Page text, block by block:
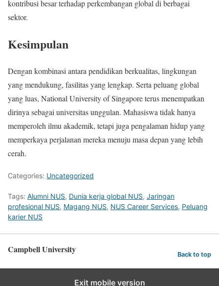
kontribusi besar terhadap perkembangan global di berbagai
sektor.
Kesimpulan
Dengan kombinasi antara pendidikan berkualitas, lingkungan
yang mendukung, fasilitas yang lengkap. Serta peluang global
yang luas, National University of Singapore terus menempatkan
dirinya sebagai universitas unggulan. Mahasiswa tidak hanya
memperoleh ilmu akademik, tetapi juga pengalaman hidup yang
memperkaya perjalanan mereka menuju masa depan yang lebih
cerah.
Categories: Uncategorized
Tags: Alumni NUS, Dunia kerja global NUS, Jaringan
profesional NUS, Magang NUS, NUS Career Services, Peluang
karier NUS
Campbell University Back to top
Exit mobile version